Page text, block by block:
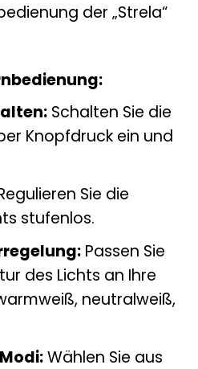
der „Strela“
Schalten Sie die
Knopfdruck ein und
Sie die
stufenlos.
Passen Sie
des Lichts an Ihre
neutralweiß,
Wählen Sie aus